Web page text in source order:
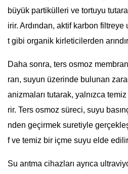
büyük partikülleri ve tortuyu
irir. Ardından, aktif karbon
t gibi organik kirleticilerden
Daha sonra, ters osmoz
ran, suyun üzerinde bulunan
anizmaları tutarak, yalnızca
rir. Ters osmoz süreci, suyu
nden geçirmek suretiyle
f ve temiz bir içme suyu elde
Su arıtma cihazları ayrıca